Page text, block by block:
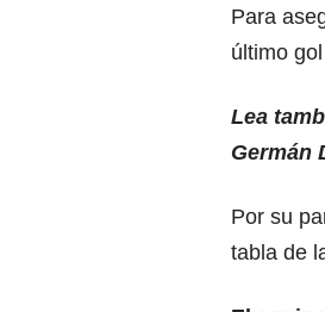
Para
último
Lea
Germán
Por su
tabla de